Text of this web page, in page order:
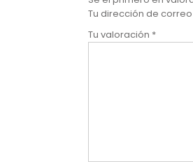
Tu dirección de
Tu valoración *